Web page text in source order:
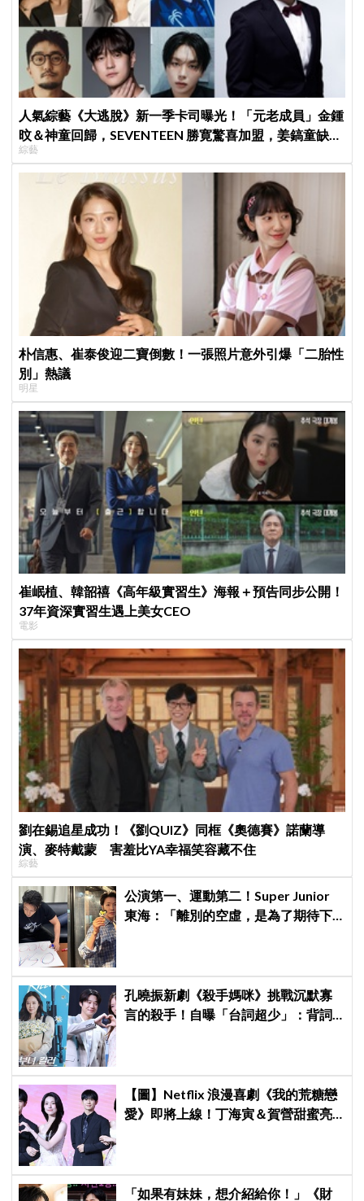
人氣綜藝《大逃脫》新一季卡司曝光！「元老成員」金鍾
旼＆神童回歸，SEVENTEEN 勝寛驚喜加盟，姜鎬童缺席
成最大焦點
綜藝
朴信惠、崔泰俊迎二寶倒數！一張照片意外引爆「二胎性
別」熱議
明星
崔岷植、韓韶禧《高年級實習生》海報＋預告同步公開！
37年資深實習生遇上美女CEO
電影
劉在錫追星成功！《劉QUIZ》同框《奧德賽》諾蘭導
演、麥特戴蒙 害羞比YA幸福笑容藏不住
綜藝
公演第一、運動第二！Super Junior
東海：「離別的空虛，是為了期待下
孔曉振新劇《殺手媽咪》挑戰沉默寡
言的殺手！自曝「台詞超少」：背詞
【圖】Netflix 浪漫喜劇《我的荒糖戀
愛》即將上線！丁海寅＆賀營甜蜜亮
「如果有妹妹，想介紹給你！」《財